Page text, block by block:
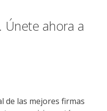
Únete ahora a
de las mejores firmas